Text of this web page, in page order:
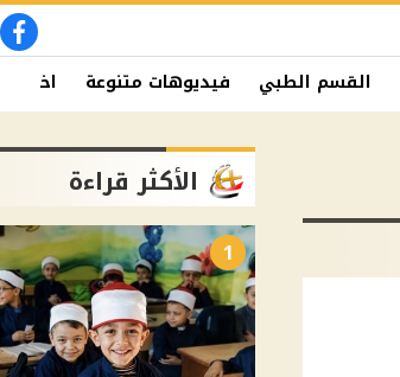
القسم الطبي فيديوهات متنوعة اخبار
الأكثر قراءة
1